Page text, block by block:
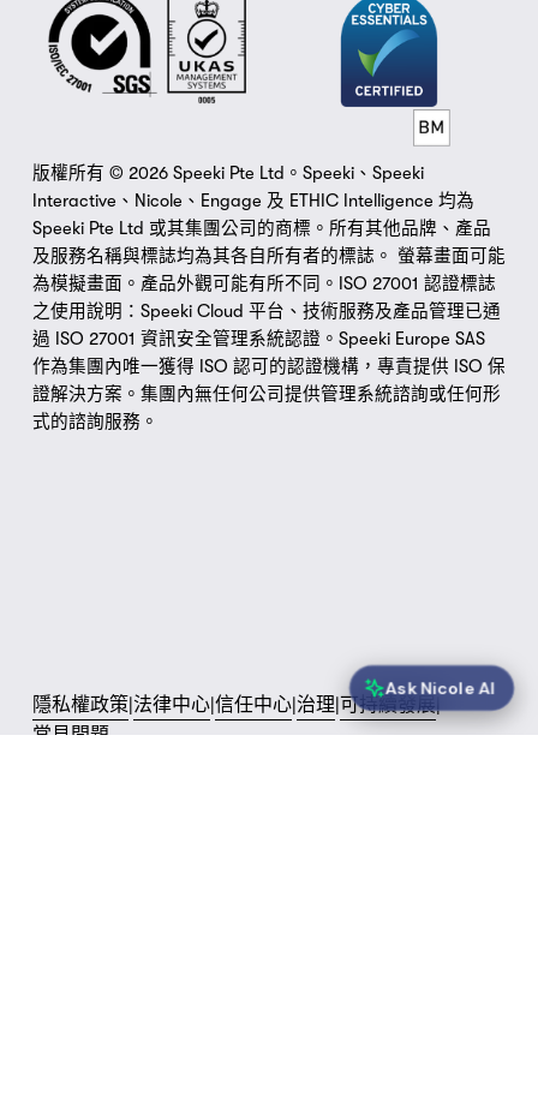
版權所有 © 2026 Speeki Pte Ltd。Speeki、Speeki
Interactive、Nicole、Engage 及 ETHIC Intelligence 均為
Speeki Pte Ltd 或其集團公司的商標。所有其他品牌、產品
及服務名稱與標誌均為其各自所有者的標誌。 螢幕畫面可能
為模擬畫面。產品外觀可能有所不同。ISO 27001 認證標誌
之使用說明：Speeki Cloud 平台、技術服務及產品管理已通
過 ISO 27001 資訊安全管理系統認證。Speeki Europe SAS
作為集團內唯一獲得 ISO 認可的認證機構，專責提供 ISO 保
證解決方案。集團內無任何公司提供管理系統諮詢或任何形
式的諮詢服務。
隱私權政策 法律中心| 信任中心| 治理 可持續發展|
常見問題
Ask Nicole AI